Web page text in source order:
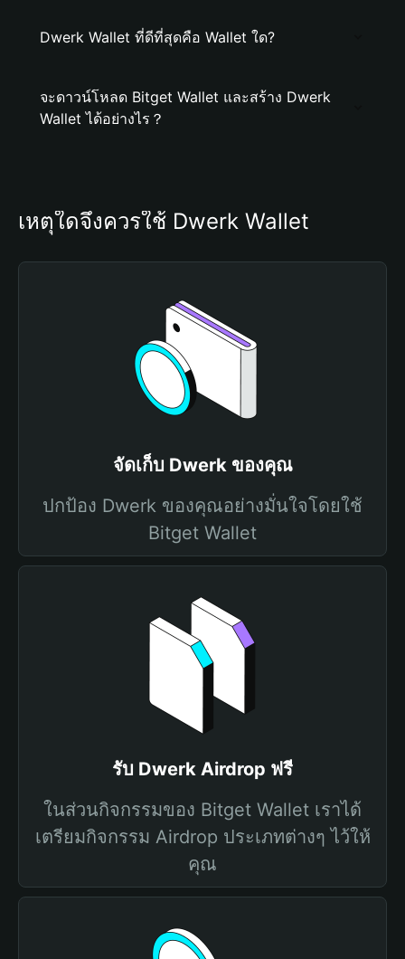
Dwerk Wallet ที่ดีที่สุดคือ Wallet ใด?
จะดาวน์โหลด Bitget Wallet และสร้าง Dwerk
Wallet ได้อย่างไร？
เหตุใดจึงควรใช้ Dwerk Wallet
จัดเก็บ Dwerk ของคุณ
ปกป้อง Dwerk ของคุณอย่างมั่นใจโดยใช้
Bitget Wallet
รับ Dwerk Airdrop ฟรี
ในส่วนกิจกรรมของ Bitget Wallet เราได้
เตรียมกิจกรรม Airdrop ประเภทต่างๆ ไว้ให้
คุณ